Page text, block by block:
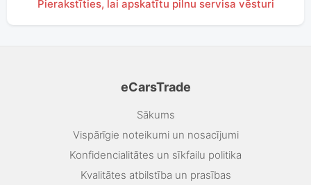
Pierakstīties, lai apskatītu pilnu servisa vēsturi
eCarsTrade
Sākums
Vispārīgie noteikumi un nosacījumi
Konfidencialitātes un sīkfailu politika
Kvalitātes atbilstība un prasības